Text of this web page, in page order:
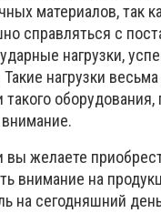
материалов, так
справляться с
нагрузки,
Такие нагрузки
такого
вы желаете
внимание на
на сегодняшний